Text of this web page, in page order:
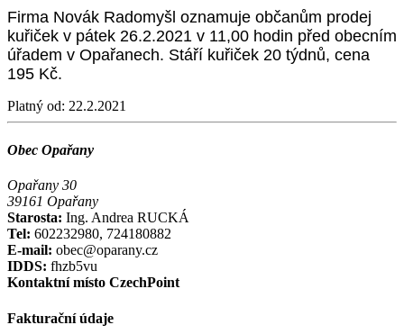
Firma Novák Radomyšl oznamuje občanům prodej
kuřiček v pátek 26.2.2021 v 11,00 hodin před obecním
úřadem v Opařanech. Stáří kuřiček 20 týdnů, cena
195 Kč.
Platný od: 22.2.2021
Obec Opařany
Opařany 30
39161 Opařany
Starosta: Ing. Andrea RUCKÁ
Tel: 602232980, 724180882
E-mail: obec@oparany.cz
IDDS: fhzb5vu
Kontaktní místo CzechPoint
Fakturační údaje